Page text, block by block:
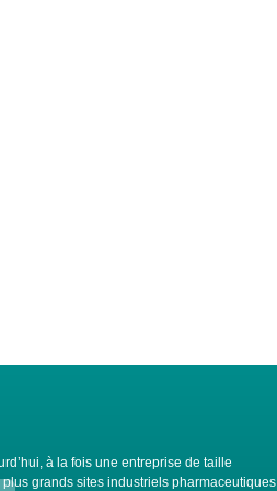
à la fois une entreprise de taille
grands sites industriels pharmaceutiques